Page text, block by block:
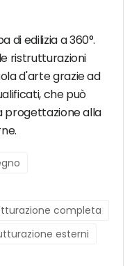
di edilizia a 360°.
ristrutturazioni
d'arte grazie ad
che può
progettazione alla
completa
esterni